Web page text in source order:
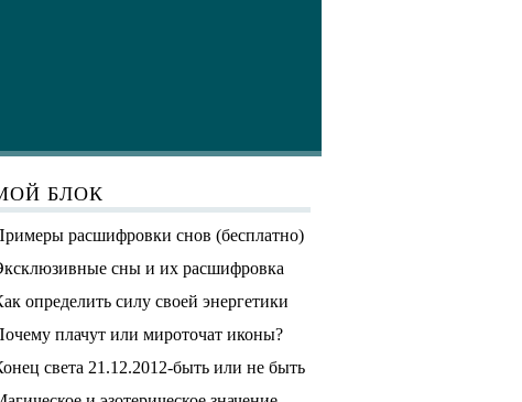
БЛОК
расшифровки снов (бесплатно)
сны и их расшифровка
определить силу своей энергетики
плачут или мироточат иконы?
света 21.12.2012-быть или не быть